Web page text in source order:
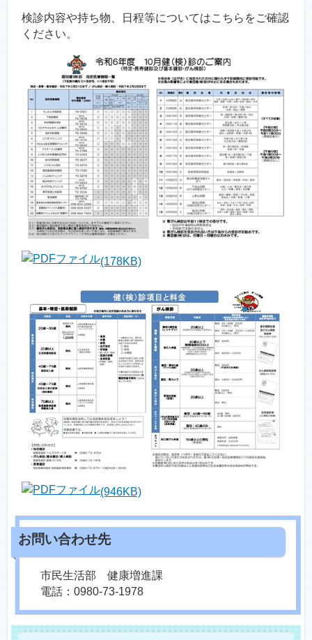
検診内容や持ち物、日程等についてはこちらをご確認
ください。
(178KB)
(946KB)
市民生活部 健康増進課
電話：0980-73-1978